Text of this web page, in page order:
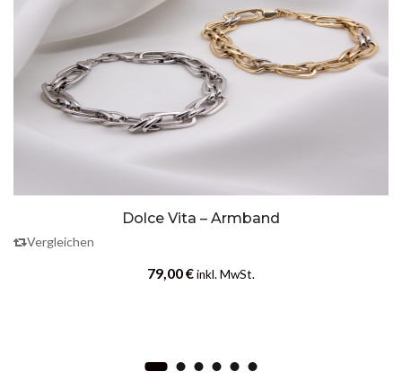
Dolce Vita – Armband
Vergleichen
79,00€inkl. MwSt.